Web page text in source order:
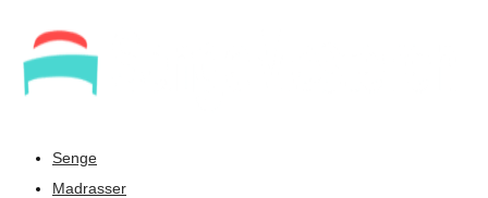
Senge
Madrasser